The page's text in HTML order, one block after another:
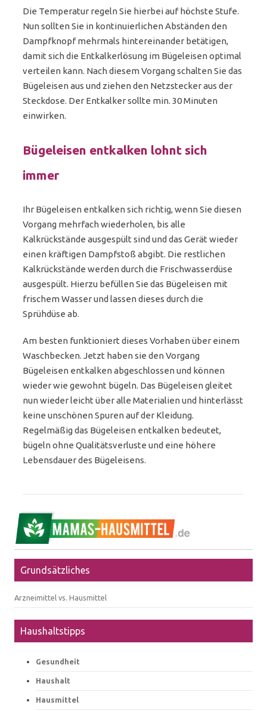
Die Temperatur regeln Sie hierbei auf höchste Stufe.
Nun sollten Sie in kontinuierlichen Abständen den
Dampfknopf mehrmals hintereinander betätigen,
damit sich die Entkalkerlösung im Bügeleisen optimal
verteilen kann. Nach diesem Vorgang schalten Sie das
Bügeleisen aus und ziehen den Netzstecker aus der
Steckdose. Der Entkalker sollte min. 30 Minuten
einwirken.
Bügeleisen entkalken lohnt sich
immer
Ihr Bügeleisen entkalken sich richtig, wenn Sie diesen
Vorgang mehrfach wiederholen, bis alle
Kalkrückstände ausgespült sind und das Gerät wieder
einen kräftigen Dampfstoß abgibt. Die restlichen
Kalkrückstände werden durch die Frischwasserdüse
ausgespült. Hierzu befüllen Sie das Bügeleisen mit
frischem Wasser und lassen dieses durch die
Sprühdüse ab.
Am besten funktioniert dieses Vorhaben über einem
Waschbecken. Jetzt haben sie den Vorgang
Bügeleisen entkalken abgeschlossen und können
wieder wie gewohnt bügeln. Das Bügeleisen gleitet
nun wieder leicht über alle Materialien und hinterlässt
keine unschönen Spuren auf der Kleidung.
Regelmäßig das Bügeleisen entkalken bedeutet,
bügeln ohne Qualitätsverluste und eine höhere
Lebensdauer des Bügeleisens.
Grundsätzliches
Arzneimittel vs. Hausmittel
Haushaltstipps
Gesundheit
Haushalt
Hausmittel